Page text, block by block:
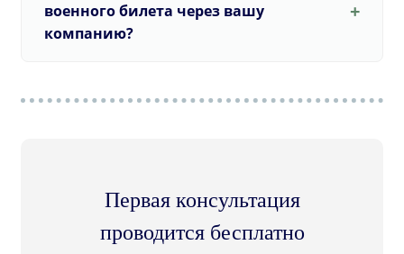
военного билета через вашу
компанию?
Первая консультация
проводится бесплатно